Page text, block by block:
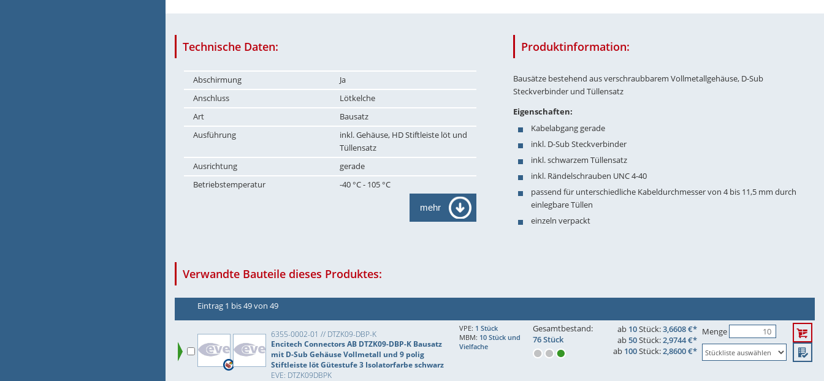
Technische Daten:
Abschirmung
Ja
Anschluss
Lötkelche
Art
Bausatz
Ausführung
inkl. Gehäuse, HD Stiftleiste löt und
Tüllensatz
Ausrichtung
gerade
Betriebstemperatur
-40 °C - 105 °C
mehr
Produktinformation:
Bausätze bestehend aus verschraubbarem Vollmetallgehäuse, D-Sub
Steckverbinder und Tüllensatz
Eigenschaften:
Kabelabgang gerade
inkl. D-Sub Steckverbinder
inkl. schwarzem Tüllensatz
inkl. Rändelschrauben UNC 4-40
passend für unterschiedliche Kabeldurchmesser von 4 bis 11,5 mm durch
einlegbare Tüllen
einzeln verpackt
Verwandte Bauteile dieses Produktes:
Eintrag 1 bis 49 von 49
6355-0002-01 // DTZK09-DBP-K
Encitech Connectors AB DTZK09-DBP-K Bausatz
mit D-Sub Gehäuse Vollmetall und 9 polig
Stiftleiste löt Gütestufe 3 Isolatorfarbe schwarz
EVE: DTZK09DBPK
VPE: 1 Stück
MBM: 10 Stück und
Vielfache
Gesamtbestand:
76 Stück
ab 10Stück:3,6608 €*
ab50Stück:2,9744 €*
ab 100Stück:2,8600 €*
Menge